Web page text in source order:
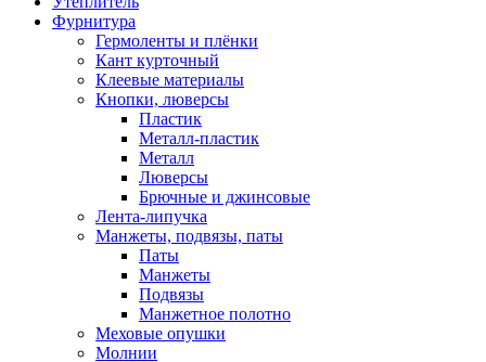
Фурнитура
Гермоленты и плёнки
Кант курточный
Клеевые материалы
Кнопки, люверсы
Пластик
Металл-пластик
Металл
Люверсы
Брючные и джинсовые
Лента-липучка
Манжеты, подвязы, паты
Паты
Манжеты
Подвязы
Манжетное полотно
Меховые опушки
Молнии